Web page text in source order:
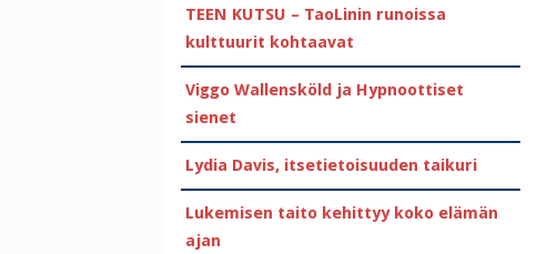
TEEN KUTSU – TaoLinin runoissa
kulttuurit kohtaavat
Viggo Wallensköld ja Hypnoottiset
sienet
Lydia Davis, itsetietoisuuden taikuri
Lukemisen taito kehittyy koko elämän
ajan